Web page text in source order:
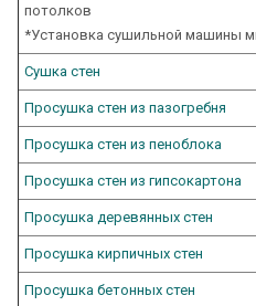
потолков
*Установка сушильной машины
Сушка стен
Просушка стен из пазогребня
Просушка стен из пеноблока
Просушка стен из гипсокартона
Просушка деревянных стен
Просушка кирпичных стен
Просушка бетонных стен